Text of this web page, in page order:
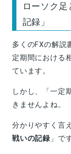
ローソク
記録」
多くのFXの解説
定期間における
ています。
しかし、「一定
きませんよね。
分かりやすく言
戦いの記録 」で